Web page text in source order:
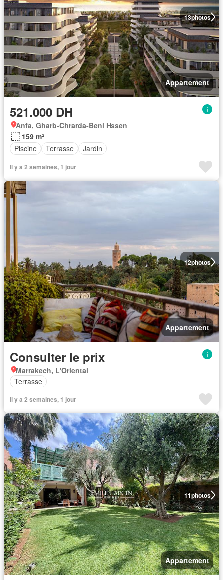
13photos
Appartement
521.000 DH
Anfa, Gharb-Chrarda-Beni Hssen
159 m²
Piscine
Terrasse Jardin
Il y a 2 semaines, 1 jour
12photos
Appartement
Consulter le prix
Marrakech, L'Oriental
Terrasse
Il y a 2 semaines, 1 jour
11photos
Appartement